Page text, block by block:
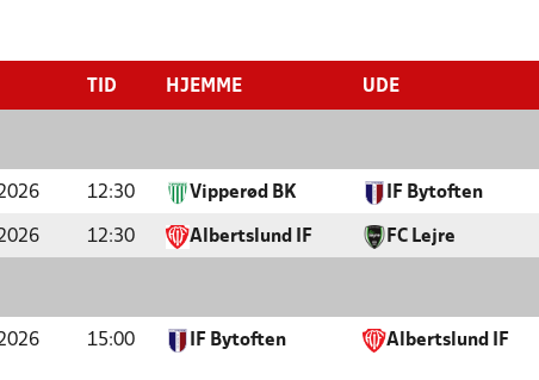
TID HJEMME UDE
12:30 Vipperød BK IF Bytoften
12:30 Albertslund IF FC Lejre
15:00 IF Bytoften Albertslund IF